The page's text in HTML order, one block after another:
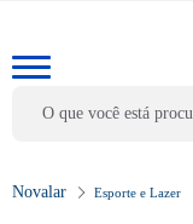
Esporte e Lazer